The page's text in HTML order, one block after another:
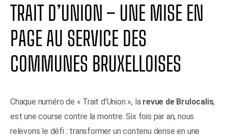
TRAIT D’UNION – UNE MISE EN
PAGE AU SERVICE DES
COMMUNES BRUXELLOISES
Chaque numéro de « Trait d’Union », la revue de Brulocalis,
est une course contre la montre. Six fois par an, nous
relevons le défi : transformer un contenu dense en une